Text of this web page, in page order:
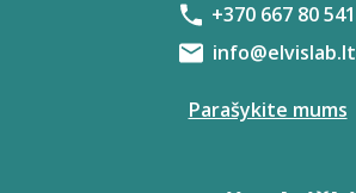
+370 667 80 541
info@elvislab.lt
Parašykite mums